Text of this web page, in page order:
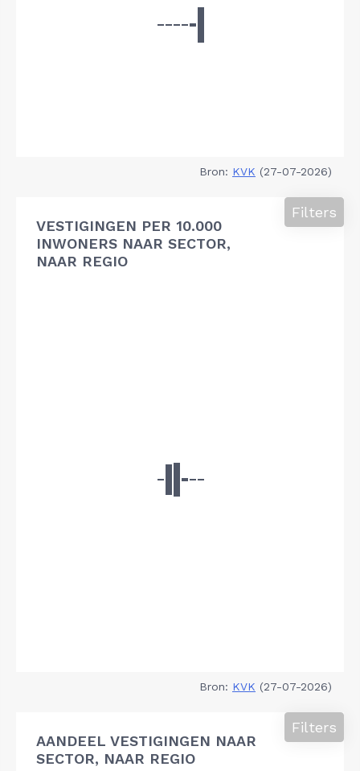
Bron: KVK (27-07-2026)
VESTIGINGEN PER 10.000
INWONERS NAAR SECTOR,
NAAR REGIO
Filters
Bron: KVK (27-07-2026)
AANDEEL VESTIGINGEN NAAR
SECTOR, NAAR REGIO
Filters